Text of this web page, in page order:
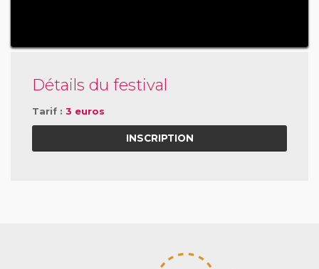
Détails du festival
Tarif : 3 euros
INSCRIPTION